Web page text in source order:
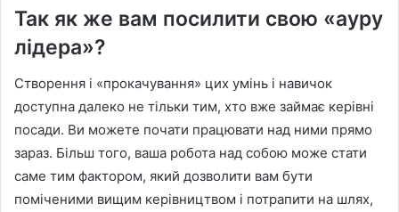
Так як же вам посилити свою «ауру
лідера»?
Створення і «прокачування» цих умінь і навичок
доступна далеко не тільки тим, хто вже займає керівні
посади. Ви можете почати працювати над ними прямо
зараз. Більш того, ваша робота над собою може стати
саме тим фактором, який дозволити вам бути
поміченими вищим керівництвом і потрапити на шлях,